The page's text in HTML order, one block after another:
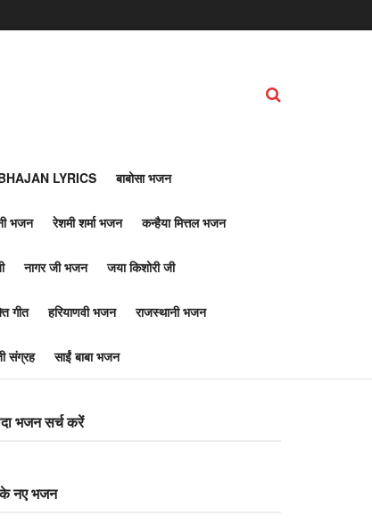
LYRICS बाबोसा भजन
भजन रेशमी शर्मा भजन कन्हैया मित्तल भजन
नागर जी भजन जया किशोरी जी
गीत हरियाणवी भजन राजस्थानी भजन
संग्रह साईं बाबा भजन
भजन सर्च करें
नए भजन